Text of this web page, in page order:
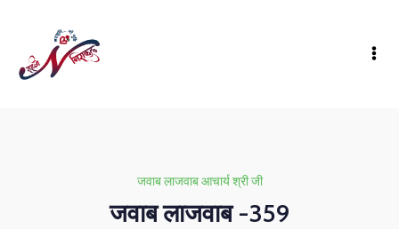
जवाब लाजवाब आचार्य श्री जी
जवाब लाजवाब -359